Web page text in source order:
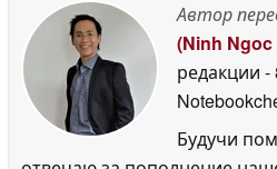
Автор
(Ninh Ngoc
редакции -
Будучи